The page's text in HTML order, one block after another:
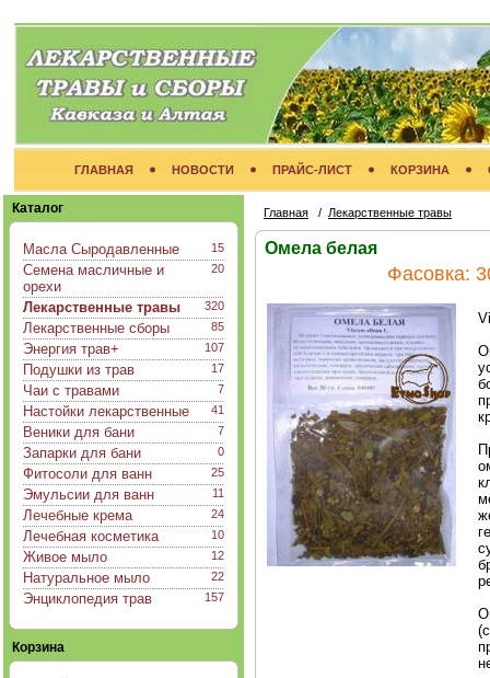
ГЛАВНАЯ НОВОСТИ ПРАЙС-ЛИСТ КОРЗИНА
Каталог
15
Масла Сыродавленные
20
Семена масличные и
орехи
320
Лекарственные травы
85
Лекарственные сборы
107
Энергия трав+
17
Подушки из трав
7
Чаи с травами
41
Настойки лекарственные
7
Веники для бани
0
Запарки для бани
25
Фитосоли для ванн
11
Эмульсии для ванн
24
Лечебные крема
10
Лечебная косметика
12
Живое мыло
22
Натуральное мыло
157
Энциклопедия трав
Корзина
Главная / Лекарственные травы
Омела белая
Фасовка: